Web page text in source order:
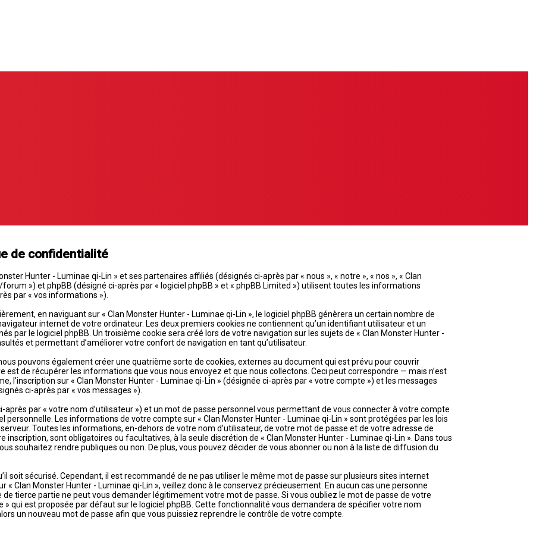
de confidentialité
Hunter - Luminae qi-Lin » et ses partenaires affiliés (désignés ci-après par « nous », « notre », « nos », « Clan
») et phpBB (désigné ci-après par « logiciel phpBB » et « phpBB Limited ») utilisent toutes les informations
par « vos informations »).
en naviguant sur « Clan Monster Hunter - Luminae qi-Lin », le logiciel phpBB génèrera un certain nombre de
internet de votre ordinateur. Les deux premiers cookies ne contiennent qu’un identifiant utilisateur et un
par le logiciel phpBB. Un troisième cookie sera créé lors de votre navigation sur les sujets de « Clan Monster Hunter -
et permettant d’améliorer votre confort de navigation en tant qu’utilisateur.
pouvons également créer une quatrième sorte de cookies, externes au document qui est prévu pour couvrir
est de récupérer les informations que vous nous envoyez et que nous collectons. Ceci peut correspondre — mais n’est
l’inscription sur « Clan Monster Hunter - Luminae qi-Lin » (désignée ci-après par « votre compte ») et les messages
ci-après par « vos messages »).
par « votre nom d’utilisateur ») et un mot de passe personnel vous permettant de vous connecter à votre compte
Les informations de votre compte sur « Clan Monster Hunter - Luminae qi-Lin » sont protégées par les lois
Toutes les informations, en-dehors de votre nom d’utilisateur, de votre mot de passe et de votre adresse de
sont obligatoires ou facultatives, à la seule discrétion de « Clan Monster Hunter - Luminae qi-Lin ». Dans tous
souhaitez rendre publiques ou non. De plus, vous pouvez décider de vous abonner ou non à la liste de diffusion du
soit sécurisé. Cependant, il est recommandé de ne pas utiliser le même mot de passe sur plusieurs sites internet
Clan Monster Hunter - Luminae qi-Lin », veillez donc à le conservez précieusement. En aucun cas une personne
de tierce partie ne peut vous demander légitimement votre mot de passe. Si vous oubliez le mot de passe de votre
qui est proposée par défaut sur le logiciel phpBB. Cette fonctionnalité vous demandera de spécifier votre nom
un nouveau mot de passe afin que vous puissiez reprendre le contrôle de votre compte.